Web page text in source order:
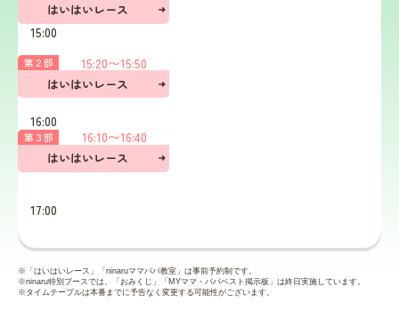
15:00
15:30
16:00
16:30
17:00
はいはいレース
第２部 15:20〜15:50
はいはいレース
第３部 16:10〜16:40
はいはいレース
抱
こ
紐
験
しく見る
※「はいはいレース」「ninaruママパパ教室」は事前予約制です。
※ninaru特別ブースでは、「おみくじ」「MYママ・パパベスト掲示板」は終日実施しています。
※タイムテーブルは本番までに予告なく変更する可能性がございます。